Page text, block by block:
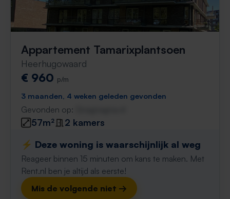
Appartement Tamarixplantsoen
Heerhugowaard
€ 960 p/m
3 maanden, 4 weken geleden gevonden
Gevonden op:
57m²
2 kamers
⚡️ Deze woning is waarschijnlijk al weg
Reageer binnen 15 minuten om kans te maken. Met
Rent.nl ben je altijd als eerste!
Mis de volgende niet →